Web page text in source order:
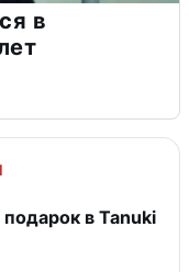
в
в Tanuki